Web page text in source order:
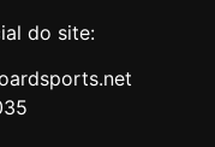
do site: